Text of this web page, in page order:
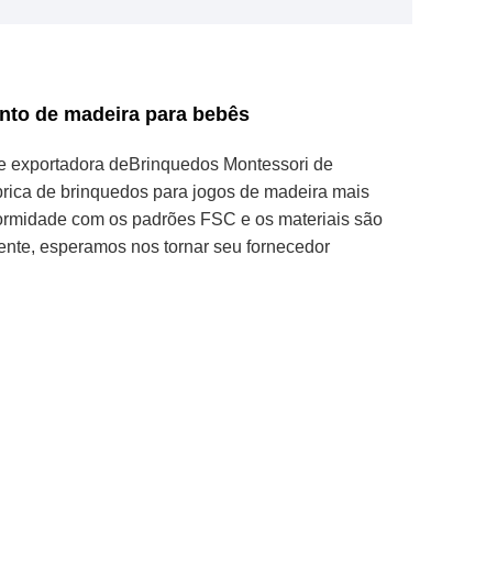
de madeira para bebês
exportadora deBrinquedos Montessori de
de brinquedos para jogos de madeira mais
com os padrões FSC e os materiais são
esperamos nos tornar seu fornecedor